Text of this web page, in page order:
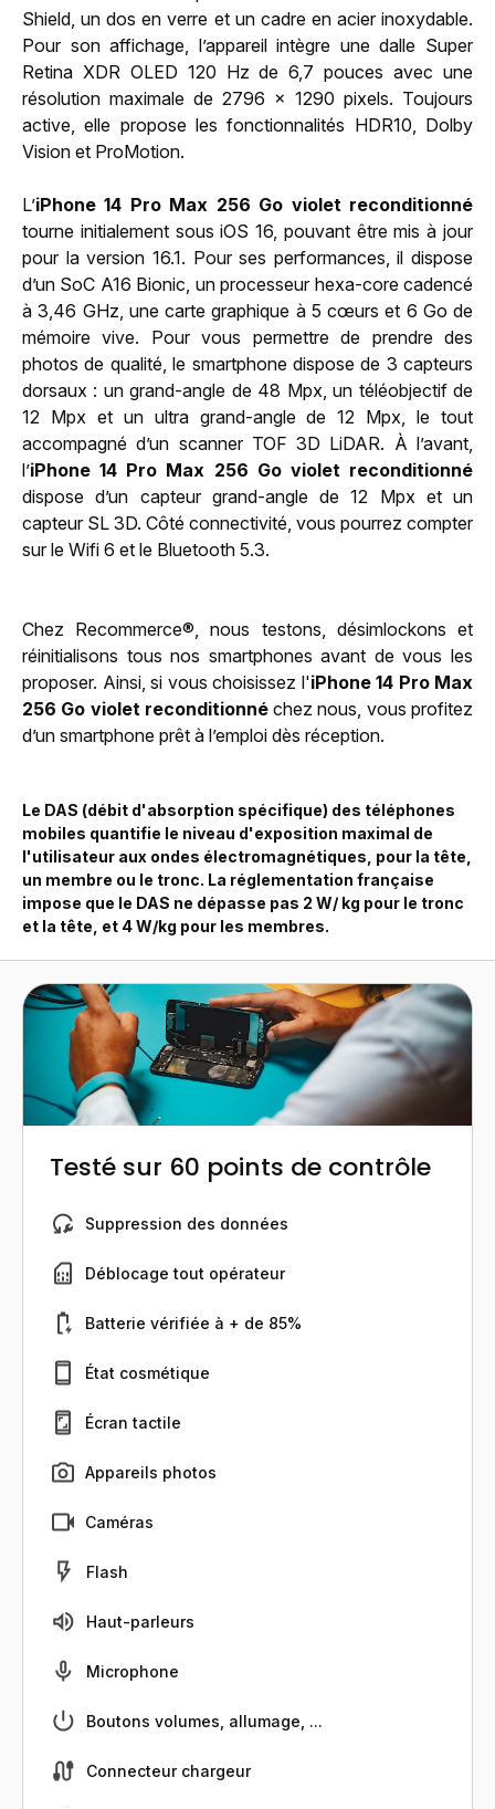
Shield, un dos en verre et un cadre en acier inoxydable.
Pour son affichage, l’appareil intègre une dalle Super
Retina XDR OLED 120 Hz de 6,7 pouces avec une
résolution maximale de 2796 x 1290 pixels. Toujours
active, elle propose les fonctionnalités HDR10, Dolby
Vision et ProMotion.
L’iPhone 14 Pro Max 256 Go violet reconditionné
tourne initialement sous iOS 16, pouvant être mis à jour
pour la version 16.1. Pour ses performances, il dispose
d’un SoC A16 Bionic, un processeur hexa-core cadencé
à 3,46 GHz, une carte graphique à 5 cœurs et 6 Go de
mémoire vive. Pour vous permettre de prendre des
photos de qualité, le smartphone dispose de 3 capteurs
dorsaux : un grand-angle de 48 Mpx, un téléobjectif de
12 Mpx et un ultra grand-angle de 12 Mpx, le tout
accompagné d’un scanner TOF 3D LiDAR. À l’avant,
l’iPhone 14 Pro Max 256 Go violet reconditionné
dispose d’un capteur grand-angle de 12 Mpx et un
capteur SL 3D. Côté connectivité, vous pourrez compter
sur le Wifi 6 et le Bluetooth 5.3.
Chez Recommerce®, nous testons, désimlockons et
réinitialisons tous nos smartphones avant de vous les
proposer. Ainsi, si vous choisissez l'iPhone 14 Pro Max
256 Go violet reconditionnéchez nous, vous profitez
d’un smartphone prêt à l’emploi dès réception.
Le DAS (débit d'absorption spécifique) des téléphones
mobiles quantifie le niveau d'exposition maximal de
l'utilisateur aux ondes électromagnétiques, pour la tête,
un membre ou le tronc. La réglementation française
impose que le DAS ne dépasse pas 2 W/ kg pour le tronc
et la tête, et 4 W/kg pour les membres.
Testé sur 60 points de contrôle
Suppression des données
Déblocage tout opérateur
Batterie vérifiée à + de 85%
État cosmétique
Écran tactile
Appareils photos
Caméras
Flash
Haut-parleurs
Microphone
Boutons volumes, allumage, ...
Connecteur chargeur